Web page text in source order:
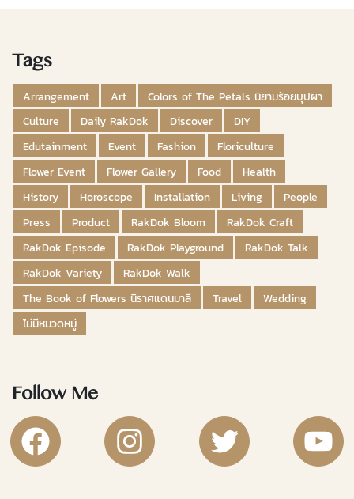
Tags
Arrangement Art
Colors of The Petals นิยามร้อยบุปผา
Culture
Daily RakDok Discover
DIY
Edutainment
Event Fashion
Floriculture
Flower Event
Flower Gallery Food
Health
History
Horoscope Installation Living
People
Press
Product RakDok Bloom
RakDok Craft
RakDok Episode
RakDok Playground
RakDok Talk
RakDok Variety
RakDok Walk
The Book of Flowers นิราศแดนมาลี
Travel
Wedding
ไม่มีหมวดหมู่
Follow Me
RakDok Channel FacebookRakDok Channel Instagram
RakDok Twitter Rakdok